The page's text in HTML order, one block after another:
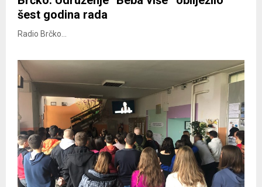
šest godina rada
Radio Brčko...